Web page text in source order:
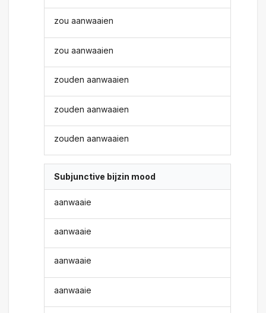
zou aanwaaien
zou aanwaaien
zouden aanwaaien
zouden aanwaaien
zouden aanwaaien
Subjunctive bijzin mood
aanwaaie
aanwaaie
aanwaaie
aanwaaie